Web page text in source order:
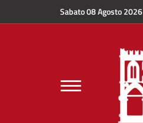
Sabato 08 Agosto 2026
Toggle
navigation